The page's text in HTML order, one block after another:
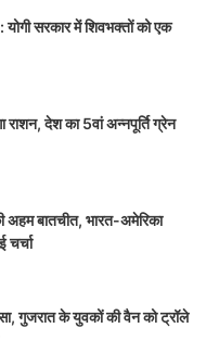
सरकार में शिवभक्तों को एक
देश का 5वां अन्नपूर्ति ग्रेन
अहम बातचीत, भारत-अमेरिका
चर्चा
गुजरात के युवकों की वैन को ट्रॉले